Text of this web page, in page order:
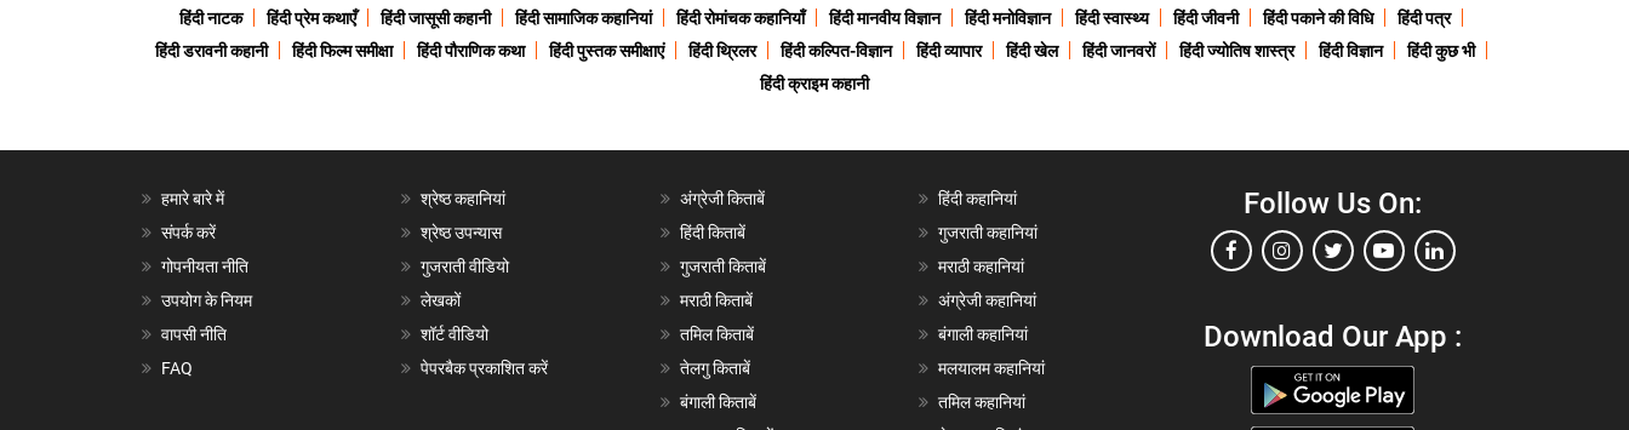
हिंदी नाटक
हिंदी प्रेम कथाएँ हिंदी जासूसी कहानी हिंदी सामाजिक कहानियां हिंदी रोमांचक कहानियाँ हिंदी मानवीय विज्ञान हिंदी मनोविज्ञान हिंदी स्वास्थ्य हिंदी जीवनी हिंदी पकाने की विधि
हिंदी पत्र
हिंदी डरावनी कहानी
हिंदी फिल्म समीक्षा हिंदी पौराणिक कथा हिंदी पुस्तक समीक्षाएं हिंदी थ्रिलर हिंदी कल्पित-विज्ञान हिंदी व्यापार हिंदी खेल हिंदी जानवरों हिंदी ज्योतिष शास्त्र हिंदी विज्ञान
हिंदी कुछ भी
हिंदी क्राइम कहानी
हमारे बारे में
संपर्क करें
गोपनीयता नीति
उपयोग के नियम
वापसी नीति
FAQ
श्रेष्ठ कहानियां
श्रेष्ठ उपन्यास
गुजराती वीडियो
लेखकों
शॉर्ट वीडियो
पेपरबैक प्रकाशित करें
अंग्रेजी किताबें
हिंदी किताबें
गुजराती किताबें
मराठी किताबें
तमिल किताबें
तेलगु किताबें
बंगाली किताबें
हिंदी कहानियां
गुजराती कहानियां
मराठी कहानियां
अंग्रेजी कहानियां
बंगाली कहानियां
मलयालम कहानियां
तमिल कहानियां
Follow Us On:
Download Our App :